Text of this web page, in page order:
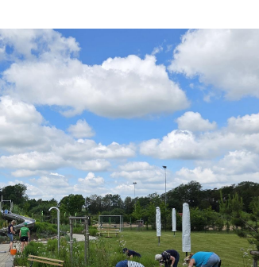
Mitglieder-Service
Mitglied werden